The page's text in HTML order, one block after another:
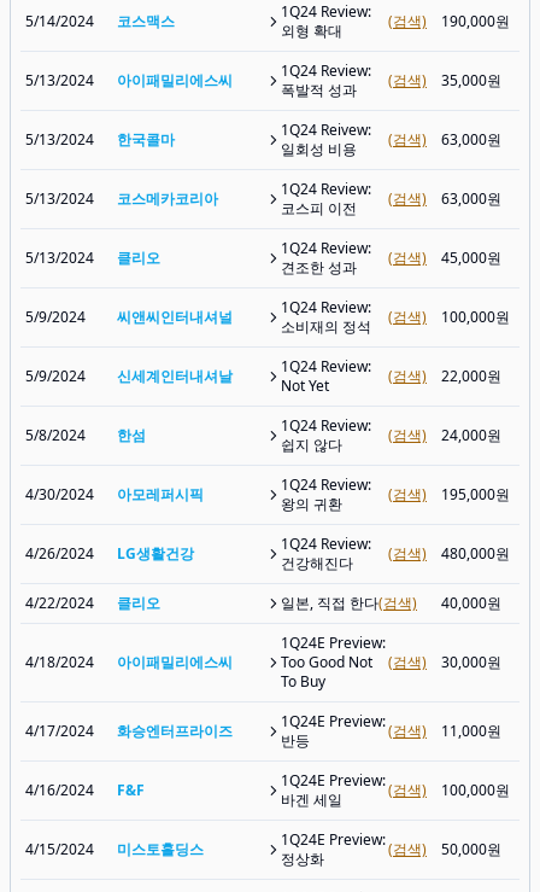
5/14/2024 코스맥스
1Q24 Review:
외형 확대
(검색) 190,000원
5/13/2024 아이패밀리에스씨
1Q24 Review:
폭발적 성과
(검색) 35,000원
5/13/2024 한국콜마
1Q24 Reivew:
일회성 비용
(검색) 63,000원
5/13/2024 코스메카코리아
1Q24 Review:
코스피 이전
(검색) 63,000원
5/13/2024 클리오
1Q24 Review:
견조한 성과
(검색) 45,000원
5/9/2024 씨앤씨인터내셔널
1Q24 Review:
소비재의 정석
(검색) 100,000원
5/9/2024 신세계인터내셔날
1Q24 Review:
Not Yet
(검색) 22,000원
5/8/2024 한섬
1Q24 Review:
쉽지 않다
(검색) 24,000원
4/30/2024 아모레퍼시픽
1Q24 Review:
왕의 귀환
(검색) 195,000원
4/26/2024 LG생활건강
1Q24 Review:
건강해진다
(검색) 480,000원
4/22/2024 클리오 일본, 직접 한다(검색) 40,000원
4/18/2024 아이패밀리에스씨
1Q24E Preview:
Too Good Not
To Buy
(검색) 30,000원
4/17/2024 화승엔터프라이즈
1Q24E Preview:
반등
(검색) 11,000원
4/16/2024 F&F
1Q24E Preview:
바겐 세일
(검색) 100,000원
4/15/2024 미스토홀딩스
1Q24E Preview:
정상화
(검색) 50,000원